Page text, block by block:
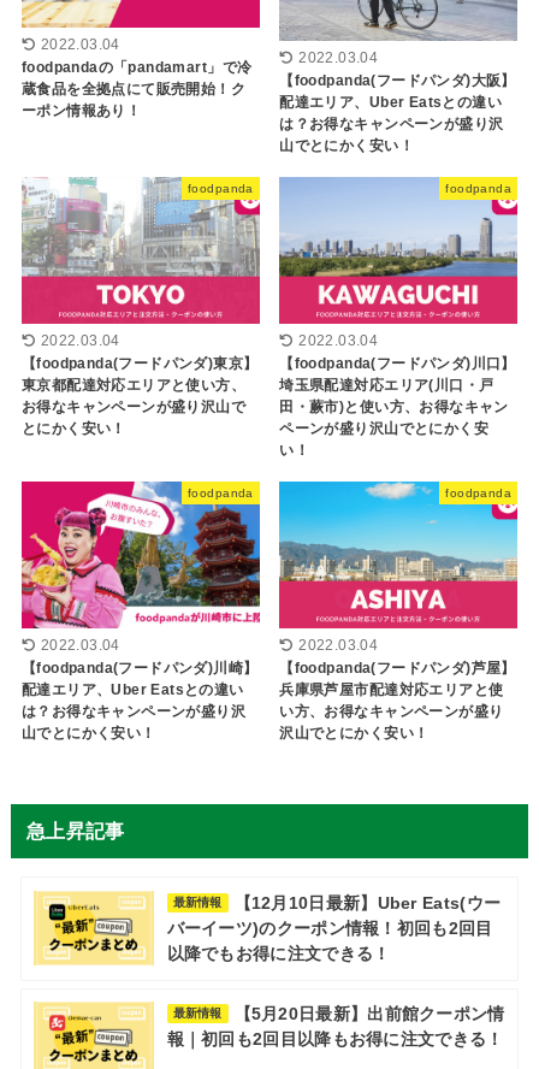
2022.03.04
foodpandaの「pandamart」で冷
蔵食品を全拠点にて販売開始！ク
ーポン情報あり！
2022.03.04
【foodpanda(フードパンダ)大阪】
配達エリア、Uber Eatsとの違い
は？お得なキャンペーンが盛り沢
山でとにかく安い！
foodpanda
2022.03.04
【foodpanda(フードパンダ)東京】
東京都配達対応エリアと使い方、
お得なキャンペーンが盛り沢山で
とにかく安い！
foodpanda
2022.03.04
【foodpanda(フードパンダ)川口】
埼玉県配達対応エリア(川口・戸
田・蕨市)と使い方、お得なキャン
ペーンが盛り沢山でとにかく安
い！
foodpanda
2022.03.04
【foodpanda(フードパンダ)川崎】
配達エリア、Uber Eatsとの違い
は？お得なキャンペーンが盛り沢
山でとにかく安い！
foodpanda
2022.03.04
【foodpanda(フードパンダ)芦屋】
兵庫県芦屋市配達対応エリアと使
い方、お得なキャンペーンが盛り
沢山でとにかく安い！
急上昇記事
最新情報
【12月10日最新】Uber Eats(ウー
バーイーツ)のクーポン情報！初回も2回目
以降でもお得に注文できる！
最新情報
【5月20日最新】出前館クーポン情
報｜初回も2回目以降もお得に注文できる！